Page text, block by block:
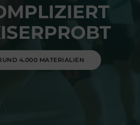
4.000 MATERIALIEN